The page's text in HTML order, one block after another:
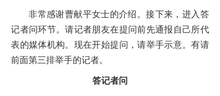
非常感谢曹献平女士的介绍。接下来，进入答
记者问环节。请记者朋友在提问前先通报自己所代
表的媒体机构。现在开始提问，请举手示意。有请
前面第三排举手的记者。
答记者问